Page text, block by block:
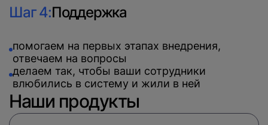
Шаг 4:Поддержка
помогаем на первых этапах внедрения,
отвечаем на вопросы
делаем так, чтобы ваши сотрудники
влюбились в систему и жили в ней
Наши продукты